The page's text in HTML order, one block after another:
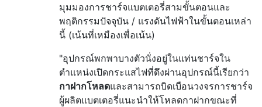
มุมมองการชาร์จแบตเตอรี่สามขั้นตอนและ
พฤติกรรมปัจจุบัน / แรงดันไฟฟ้าในขั้นตอนเหล่า
นี้ (เน้นที่เหมืองเพื่อเน้น)
"อุปกรณ์พกพาบางตัวนั่งอยู่ในแท่นชาร์จใน
ตำแหน่งเปิดกระแสไฟที่ดึงผ่านอุปกรณ์นี้เรียกว่า
กาฝากโหลดและสามารถบิดเบือนวงจรการชาร์จ
ผู้ผลิตแบตเตอรี่แนะนำให้โหลดกาฝากขณะที่